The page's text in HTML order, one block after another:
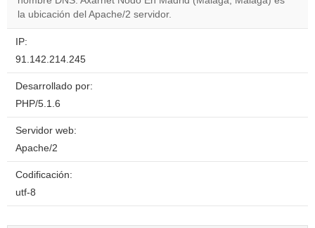
la ubicación del Apache/2 servidor.
IP:
91.142.214.245
Desarrollado por:
PHP/5.1.6
Servidor web:
Apache/2
Codificación:
utf-8